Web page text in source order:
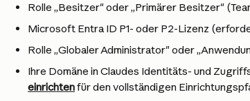
Rolle „Besitzer" oder „Primärer Besitzer"
Microsoft Entra ID P1- oder P2-Lizenz
Rolle „Globaler Administrator" oder
Ihre Domäne in Claudes Identitäts- und
einrichten für den vollständigen